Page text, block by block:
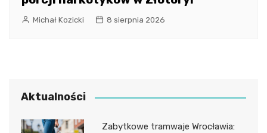
Michał Kozicki 8 sierpnia 2026
Aktualności
Zabytkowe tramwaje Wrocławia: